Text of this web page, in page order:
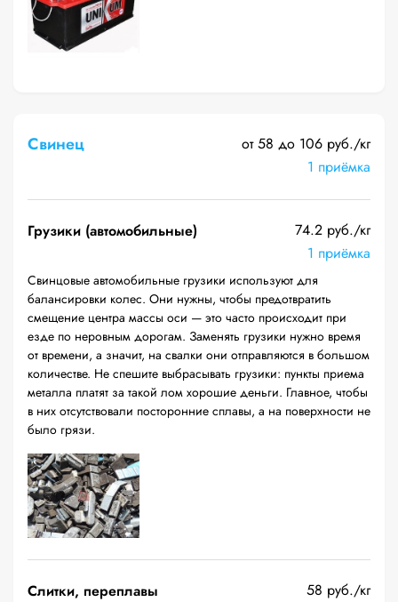
Свинец
от 58 до 106 руб./кг
1 приёмка
Грузики (автомобильные)
74.2 руб./кг
1 приёмка
Свинцовые автомобильные грузики используют для
балансировки колес. Они нужны, чтобы предотвратить
смещение центра массы оси — это часто происходит при
езде по неровным дорогам. Заменять грузики нужно время
от времени, а значит, на свалки они отправляются в большом
количестве. Не спешите выбрасывать грузики: пункты приема
металла платят за такой лом хорошие деньги. Главное, чтобы
в них отсутствовали посторонние сплавы, а на поверхности не
было грязи.
Слитки, переплавы
58 руб./кг